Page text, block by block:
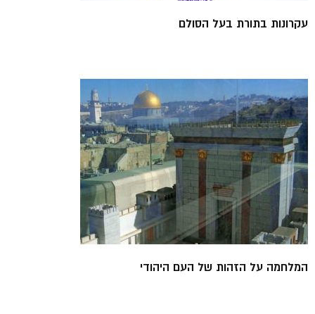
עקרונות בתורת בעל הסולם
המלחמה על הזהות של העם היהודי